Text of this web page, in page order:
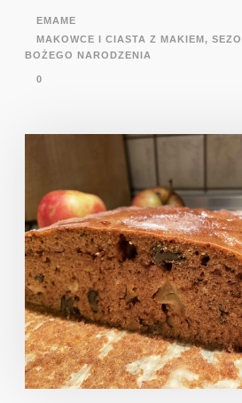
EMAME
MAKOWCE I CIASTA Z MAKIEM,
BOŻEGO NARODZENIA
0